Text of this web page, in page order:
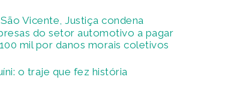
Vicente, Justiça condena
do setor automotivo a pagar
mil por danos morais coletivos
o traje que fez história